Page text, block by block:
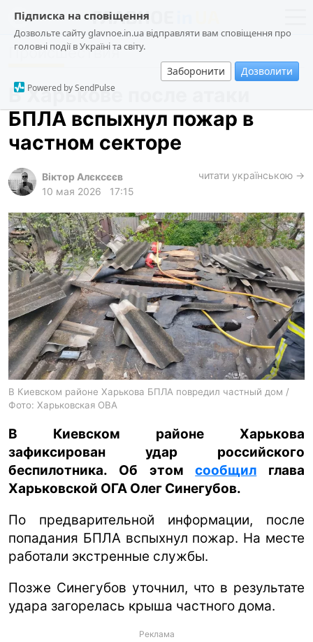
Підписка на сповіщення
Дозвольте сайту glavnoe.in.ua відправляти вам сповіщення про
головні події в Україні та світу.
Заборонити Дозволити
Powered by SendPulse
новости
о проекте
общество
происшествия
криминал
лонгриды
харьков
архив
gambling
ua ru en
Происшествия
В Харькове после атаки
БПЛА вспыхнул пожар в
частном секторе
Віктор Алєксєєв
10 мая 2026
17:15
читати українською →
В Киевском районе Харькова БПЛА повредил частный дом /
Фото: Харьковская ОВА
В Киевском районе Харькова
зафиксирован удар российского
беспилотника. Об этомсообщил глава
Харьковской ОГА Олег Синегубов.
По предварительной информации, после
попадания БПЛА вспыхнул пожар. На месте
работали экстренные службы.
Позже Синегубов уточнил, что в результате
удара загорелась крыша частного дома.
Реклама